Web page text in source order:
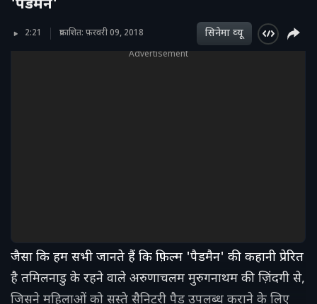
'पैडमैन'
2:21 प्रकाशित: फ़रवरी 09, 2018 सिनेमा व्‍यू
Advertisement
जैसा कि हम सभी जानते हैं कि फ़िल्म 'पैडमैन' की कहानी प्रेरित
है तमिलनाडु के रहने वाले अरुणाचलम मुरुगनाथम की ज़िंदगी से,
जिसने महिलाओं को सस्ते सैनिटरी पैड उपलब्ध कराने के लिए